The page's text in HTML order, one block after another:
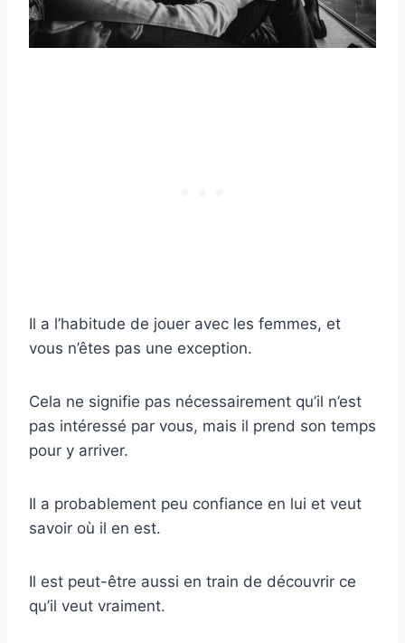
Il a l’habitude de jouer avec les femmes, et
vous n’êtes pas une exception.
Cela ne signifie pas nécessairement qu’il n’est
pas intéressé par vous, mais il prend son temps
pour y arriver.
Il a probablement peu confiance en lui et veut
savoir où il en est.
Il est peut-être aussi en train de découvrir ce
qu’il veut vraiment.